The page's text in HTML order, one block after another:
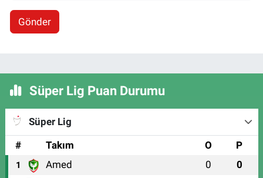
Gönder
Süper Lig Puan Durumu
Süper Lig
#
Takım O P
1 Amed 0 0